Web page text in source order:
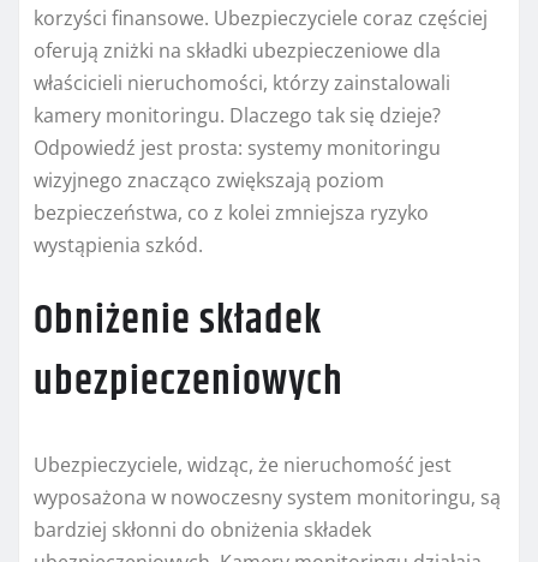
korzyści finansowe. Ubezpieczyciele coraz częściej
oferują zniżki na składki ubezpieczeniowe dla
właścicieli nieruchomości, którzy zainstalowali
kamery monitoringu. Dlaczego tak się dzieje?
Odpowiedź jest prosta: systemy monitoringu
wizyjnego znacząco zwiększają poziom
bezpieczeństwa, co z kolei zmniejsza ryzyko
wystąpienia szkód.
Obniżenie składek
ubezpieczeniowych
Ubezpieczyciele, widząc, że nieruchomość jest
wyposażona w nowoczesny system monitoringu, są
bardziej skłonni do obniżenia składek